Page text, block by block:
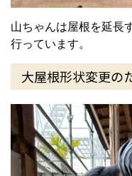
山ちゃんは屋根を延長
行っています。
大屋根形状変更の